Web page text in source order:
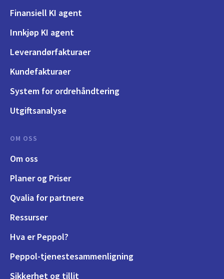
Finansiell KI agent
Innkjøp KI agent
Leverandørfakturaer
Kundefakturaer
System for ordrehåndtering
Utgiftsanalyse
OM OSS
Om oss
Planer og Priser
Qvalia for partnere
Ressurser
Hva er Peppol?
Peppol-tjenestesammenligning
Sikkerhet og tillit